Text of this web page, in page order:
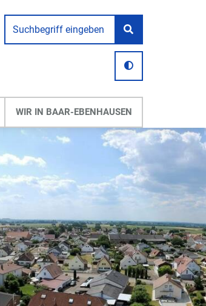
WIR IN BAAR-EBENHAUSEN